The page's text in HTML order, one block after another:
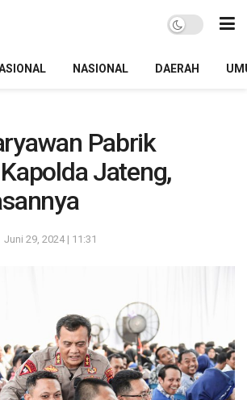
NASIONAL DAERAH
Pabrik
Jateng,
Juni 29, 2024 | 11:31